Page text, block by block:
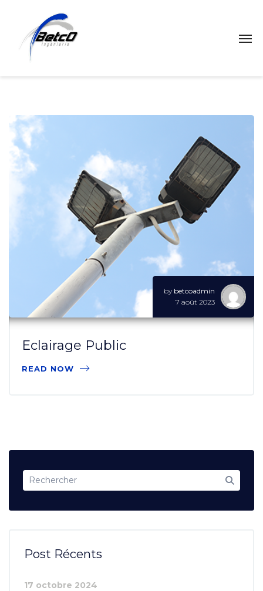
by betcoadmin
7 août 2023
Eclairage Public
READ NOW
Post Récents
17 octobre 2024